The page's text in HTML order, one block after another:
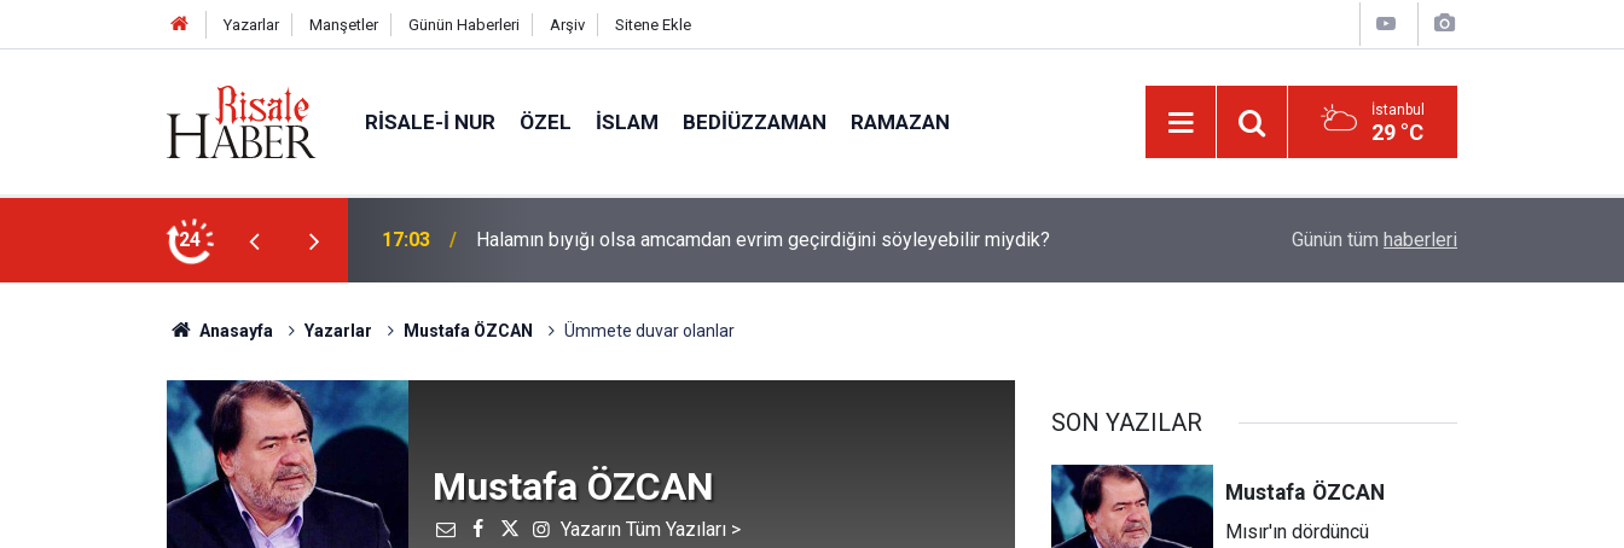
Yazarlar Manşetler Günün Haberleri Arşiv Sitene Ekle
RISALE-I NUR ÖZEL İSLAM BEDIÜZZAMAN RAMAZAN İstanbul
29 °C
24
geçirdiğini söyleyebilir miydik? 16:05 Güneş Tutulması 12 Ağustos'ta: Türkiye'den görülecek mi? Risale-i Nur'u kendine oku kendine, başkasına
Günün tüm haberleri
Anasayfa Yazarlar Mustafa ÖZCAN Ümmete duvar olanlar
Mustafa ÖZCAN
Yazarın Tüm Yazıları >
SON YAZILAR
Mustafa ÖZCAN
Mısır'ın dördüncü